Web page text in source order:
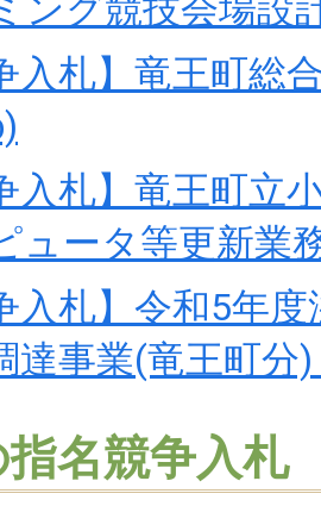
ング競技会場設
入札】竜王町総
入札】竜王町立
ュータ等更新業
入札】令和5年
達事業(竜王町分
名競争入札